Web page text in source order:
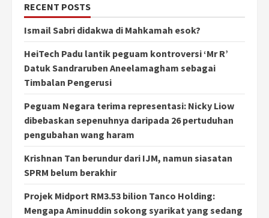
RECENT POSTS
Ismail Sabri didakwa di Mahkamah esok?
HeiTech Padu lantik peguam kontroversi ‘Mr R’
Datuk Sandraruben Aneelamagham sebagai
Timbalan Pengerusi
Peguam Negara terima representasi: Nicky Liow
dibebaskan sepenuhnya daripada 26 pertuduhan
pengubahan wang haram
Krishnan Tan berundur dari IJM, namun siasatan
SPRM belum berakhir
Projek Midport RM3.53 bilion Tanco Holding:
Mengapa Aminuddin sokong syarikat yang sedang